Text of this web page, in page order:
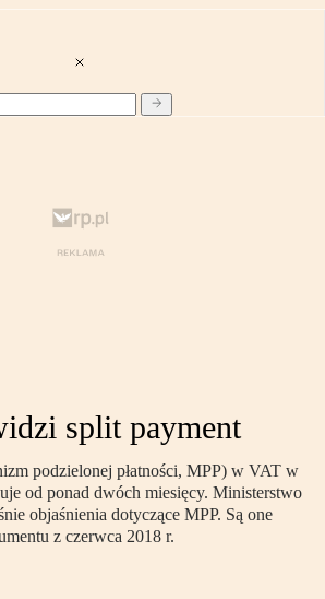
split payment
podzielonej płatności, MPP) w VAT w
od ponad dwóch miesięcy. Ministerstwo
objaśnienia dotyczące MPP. Są one
z czerwca 2018 r.